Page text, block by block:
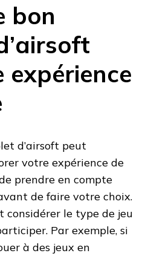
bon
expérience
d’airsoft peut
votre expérience de
prendre en compte
de faire votre choix.
considérer le type de jeu
Par exemple, si
à des jeux en